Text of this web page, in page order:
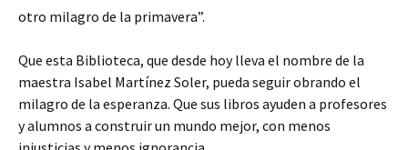
otro milagro de la primavera”.
Que esta Biblioteca, que desde hoy lleva el nombre de la
maestra Isabel Martínez Soler, pueda seguir obrando el
milagro de la esperanza. Que sus libros ayuden a profesores
y alumnos a construir un mundo mejor, con menos